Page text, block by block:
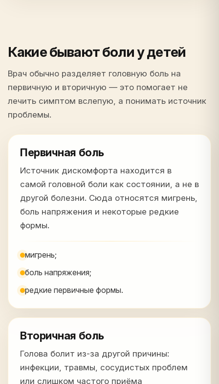
Какие бывают боли у детей
Врач обычно разделяет головную боль на
первичную и вторичную — это помогает не
лечить симптом вслепую, а понимать источник
проблемы.
Первичная боль
Источник дискомфорта находится в
самой головной боли как состоянии, а не в
другой болезни. Сюда относятся мигрень,
боль напряжения и некоторые редкие
формы.
мигрень;
боль напряжения;
редкие первичные формы.
Вторичная боль
Голова болит из-за другой причины:
инфекции, травмы, сосудистых проблем
или слишком частого приёма